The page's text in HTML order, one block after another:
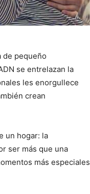
de pequeño
se entrelazan la
les enorgullece
crean
un hogar: la
ser más que una
más especiales